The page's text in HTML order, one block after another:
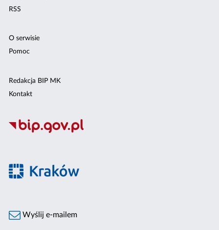
RSS
O serwisie
Pomoc
Redakcja BIP MK
Kontakt
Wyślij e-mailem